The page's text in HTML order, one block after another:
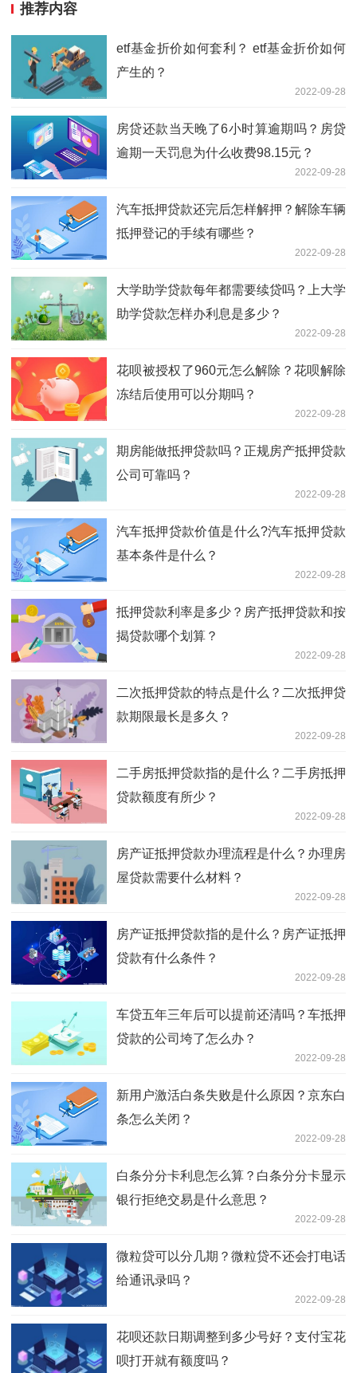
推荐内容
etf基金折价如何套利？ etf基金折价如何
产生的？
2022-09-28
房贷还款当天晚了6小时算逾期吗？房贷
逾期一天罚息为什么收费98.15元？
2022-09-28
汽车抵押贷款还完后怎样解押？解除车辆
抵押登记的手续有哪些？
2022-09-28
大学助学贷款每年都需要续贷吗？上大学
助学贷款怎样办利息是多少？
2022-09-28
花呗被授权了960元怎么解除？花呗解除
冻结后使用可以分期吗？
2022-09-28
期房能做抵押贷款吗？正规房产抵押贷款
公司可靠吗？
2022-09-28
汽车抵押贷款价值是什么?汽车抵押贷款
基本条件是什么？
2022-09-28
抵押贷款利率是多少？房产抵押贷款和按
揭贷款哪个划算？
2022-09-28
二次抵押贷款的特点是什么？二次抵押贷
款期限最长是多久？
2022-09-28
二手房抵押贷款指的是什么？二手房抵押
贷款额度有所少？
2022-09-28
房产证抵押贷款办理流程是什么？办理房
屋贷款需要什么材料？
2022-09-28
房产证抵押贷款指的是什么？房产证抵押
贷款有什么条件？
2022-09-28
车贷五年三年后可以提前还清吗？车抵押
贷款的公司垮了怎么办？
2022-09-28
新用户激活白条失败是什么原因？京东白
条怎么关闭？
2022-09-28
白条分分卡利息怎么算？白条分分卡显示
银行拒绝交易是什么意思？
2022-09-28
微粒贷可以分几期？微粒贷不还会打电话
给通讯录吗？
2022-09-28
花呗还款日期调整到多少号好？支付宝花
呗打开就有额度吗？